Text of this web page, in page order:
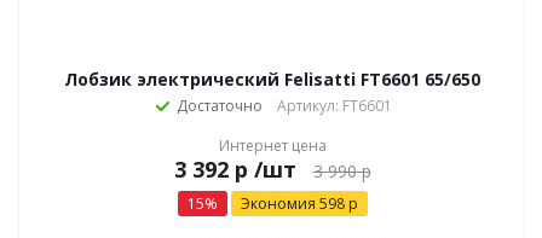
Лобзик электрический Felisatti FT6601 65/650
Достаточно
Артикул: FT6601
Интернет цена
р /шт 3 990р
15% Экономия 598р